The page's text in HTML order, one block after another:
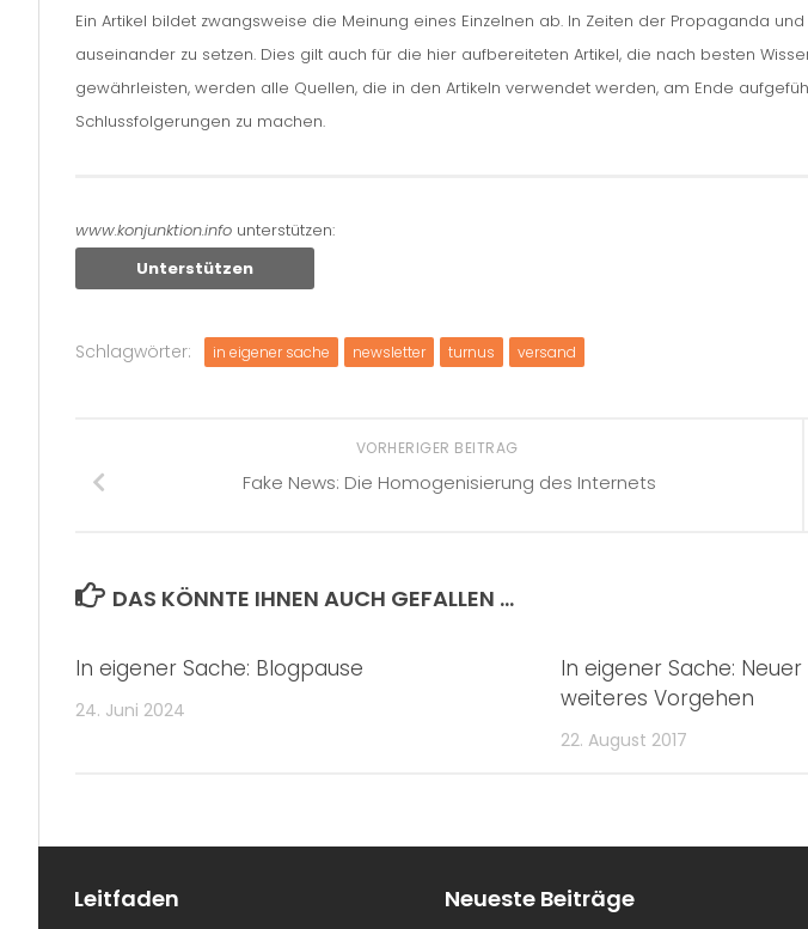
Ein Artikel bildet zwangsweise die Meinung eines Einzelnen ab. In Zeiten der Propaganda
auseinander zu setzen. Dies gilt auch für die hier aufbereiteten Artikel, die nach besten
gewährleisten, werden alle Quellen, die in den Artikeln verwendet werden, am Ende
Schlussfolgerungen zu machen.
www.konjunktion.info unterstützen:
Unterstützen
Schlagwörter: in eigener sache newsletter turnus versand
VORHERIGER BEITRAG
Fake News: Die Homogenisierung des Internets
DAS KÖNNTE IHNEN AUCH GEFALLEN …
In eigener Sache: Blogpause
24. Juni 2024
In eigener Sache:
weiteres Vorgehen
22. August 2017
Leitfaden Neueste Beiträge